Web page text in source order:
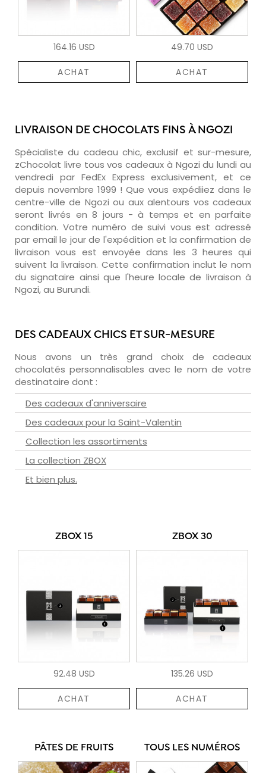
164.16 USD
ACHAT
49.70 USD
ACHAT
LIVRAISON DE CHOCOLATS FINS À NGOZI
Spécialiste du cadeau chic, exclusif et sur-mesure,
zChocolat livre tous vos cadeaux à Ngozi du lundi au
vendredi par FedEx Express exclusivement, et ce
depuis novembre 1999 ! Que vous expédiiez dans le
centre-ville de Ngozi ou aux alentours vos cadeaux
seront livrés en 8 jours - à temps et en parfaite
condition. Votre numéro de suivi vous est adressé
par email le jour de l'expédition et la confirmation de
livraison vous est envoyée dans les 3 heures qui
suivent la livraison. Cette confirmation inclut le nom
du signataire ainsi que l'heure locale de livraison à
Ngozi, au Burundi.
DES CADEAUX CHICS ET SUR-MESURE
Nous avons un très grand choix de cadeaux
chocolatés personnalisables avec le nom de votre
destinataire dont :
Des cadeaux d'anniversaire
Des cadeaux pour la Saint-Valentin
Collection les assortiments
La collection ZBOX
Et bien plus.
ZBOX 15
92.48 USD
ACHAT
ZBOX 30
135.26 USD
ACHAT
PÂTES DE FRUITS TOUS LES NUMÉROS